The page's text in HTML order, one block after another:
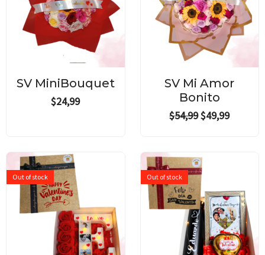
SV MiniBouquet
$24,99
SV Mi Amor
Bonito
$54,99$49,99
Out of stock Out of stock